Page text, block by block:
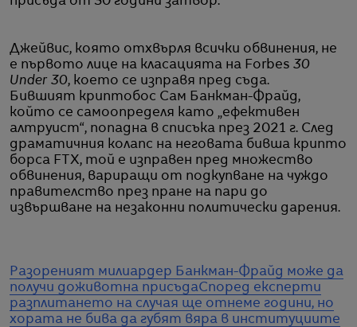
Джейвис, която отхвърля всички обвинения, не
е първото лице на класацията на Forbes 30
Under 30, което се изправя пред съда.
Бившият криптобос Сам Банкман-Фрайд,
който се самоопределя като „ефективен
алтруист“, попадна в списъка през 2021 г. След
драматичния колапс на неговата бивша крипто
борса FTX, той е изправен пред множество
обвинения, вариращи от подкупване на чуждо
правителство през пране на пари до
извършване на незаконни политически дарения.
Разореният милиардер Банкман-Фрайд може да
получи доживотна присъдаСпоред експерти
разплитането на случая ще отнеме години, но
хората не бива да губят вяра в институциите